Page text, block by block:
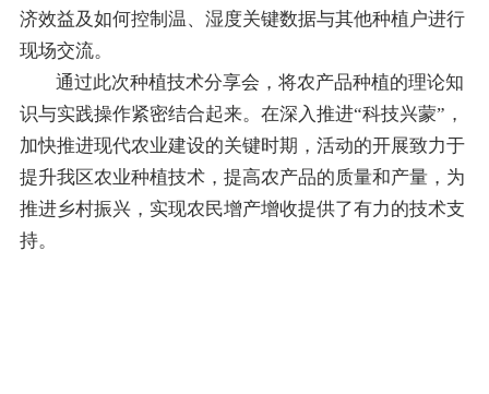
济效益及如何控制温、湿度关键数据与其他种植户进行
现场交流。
通过此次种植技术分享会 ，将农产品种植的理论知
识与实践操作紧密结合起来。在深入推进“科技兴蒙”，
加快推进现代农业建设的关键时期，活动的开展致力于
提升我区农业种植技术，提高农产品的质量和产量，为
推进乡村振兴，实现农民增产增收提供了有力的技术支
持。